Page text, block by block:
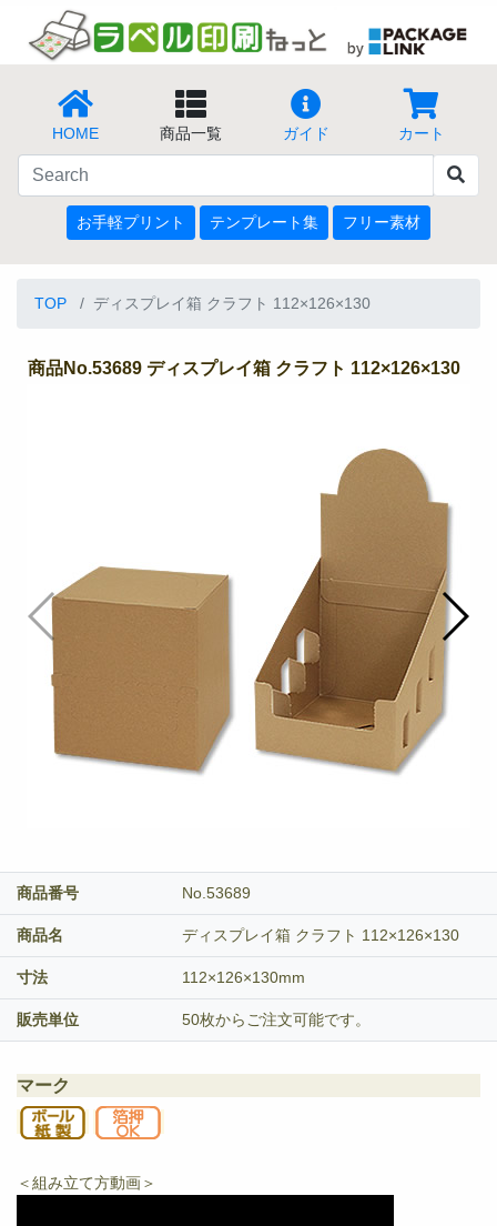
HOME 商品一覧 ガイド カート
お手軽プリント テンプレート集 フリー素材
TOP ディスプレイ箱 クラフト 112×126×130
商品No.53689 ディスプレイ箱 クラフト 112×126×130
商品番号 No.53689
商品名 ディスプレイ箱 クラフト 112×126×130
寸法 112×126×130mm
販売単位 50枚からご注文可能です。
マーク
＜組み立て方動画＞